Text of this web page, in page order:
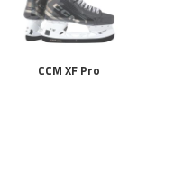
CCM XF Pro